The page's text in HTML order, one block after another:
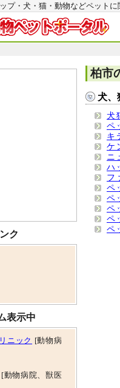
ップ・犬・猫・動物などペッ
柏市
犬、
犬
ペ
キ
ケ
ニ
ハ
フ
ペ
ペ
ペ
ペ
ペ
ク
表示中
ニック
[動物病
[動物病院、獣医